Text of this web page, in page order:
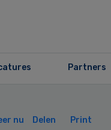
Partners
nu Delen Print